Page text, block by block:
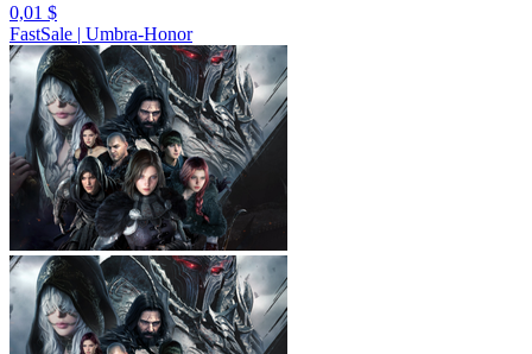
0,01 $
FastSale | Umbra-Honor